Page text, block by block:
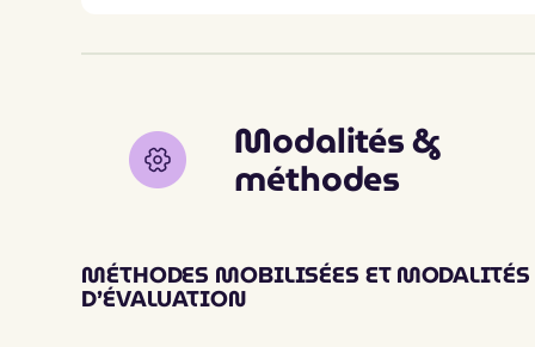
Modalités &
méthodes
MÉTHODES MOBILISÉES ET MODALITÉS
D’ÉVALUATION